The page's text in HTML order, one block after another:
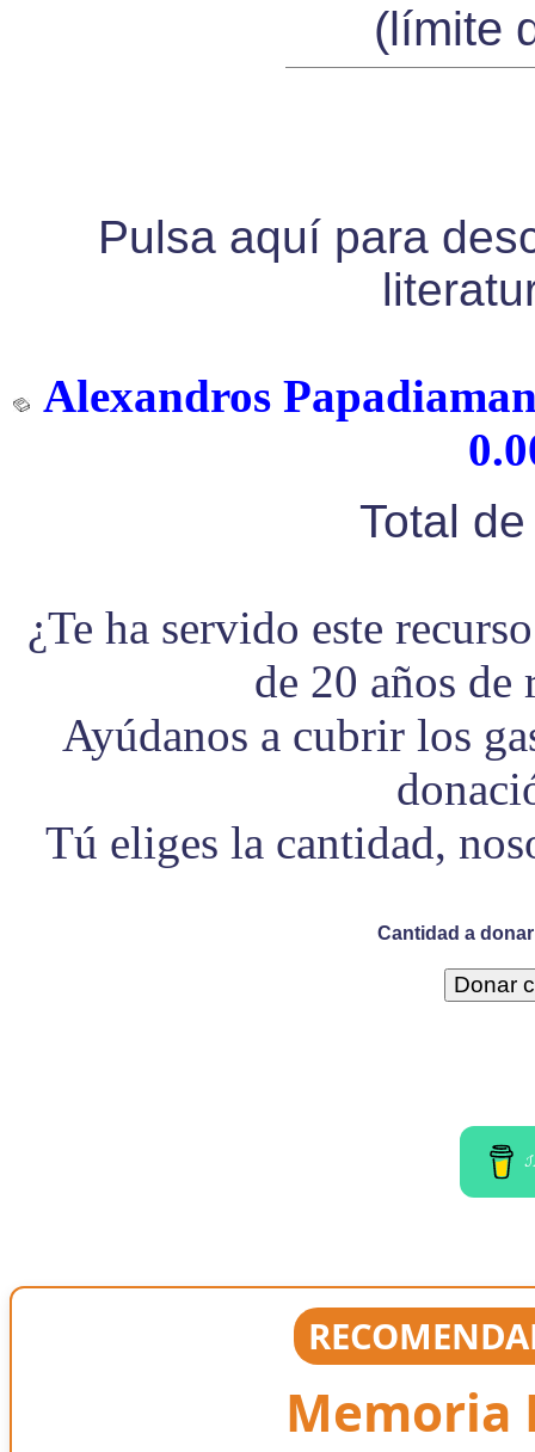
(límite
Pulsa aquí para
Alexandros
Total
¿Te ha servido este
de 20 años
Ayúdanos a cubrir los
Tú eliges la cantidad,
Cantidad a
Memoria